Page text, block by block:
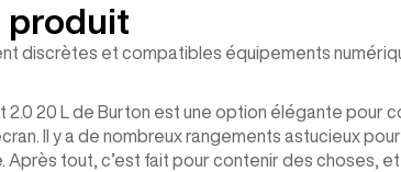
produit
discrètes et compatibles équipements
2.0 20 L de Burton est une option élégante pour
Il y a de nombreux rangements astucieux
Après tout, c’est fait pour contenir des choses,